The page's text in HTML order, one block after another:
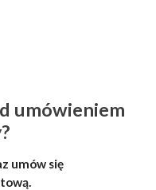
umówieniem
umów się